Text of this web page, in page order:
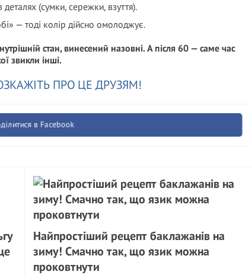
(сумки, сережки, взуття).
— тоді колір дійсно омолоджує.
стан, винесений назовні. А після 60 — саме час
звикли інші.
ПРО ЦЕ ДРУЗЯМ!
в Facebook
Найпростіший рецепт баклажанів на
зиму! Смачно так, що язик можна
проковтнути